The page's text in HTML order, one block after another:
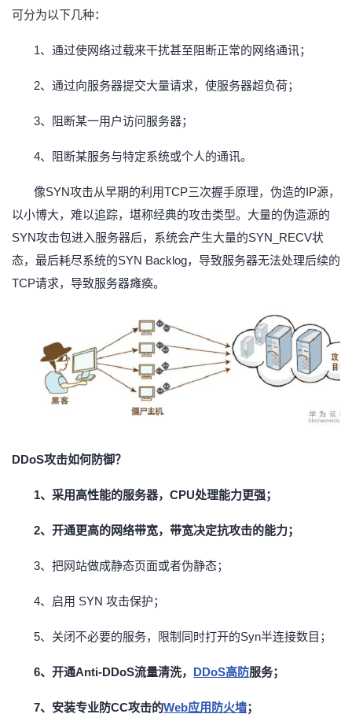
可分为以下几种：
1、通过使网络过载来干扰甚至阻断正常的网络通讯；
2、通过向服务器提交大量请求，使服务器超负荷；
3、阻断某一用户访问服务器；
4、阻断某服务与特定系统或个人的通讯。
像SYN攻击从早期的利用TCP三次握手原理，伪造的IP源，
以小博大，难以追踪，堪称经典的攻击类型。大量的伪造源的
SYN攻击包进入服务器后，系统会产生大量的SYN_RECV状
态，最后耗尽系统的SYN Backlog，导致服务器无法处理后续的
TCP请求，导致服务器瘫痪。
DDoS攻击如何防御？
1、采用高性能的服务器，CPU处理能力更强；
2、开通更高的网络带宽，带宽决定抗攻击的能力；
3、把网站做成静态页面或者伪静态；
4、启用 SYN 攻击保护；
5、关闭不必要的服务，限制同时打开的Syn半连接数目；
6、开通Anti-DDoS流量清洗， DDoS高防服务；
7、安装专业防CC攻击的Web应用防火墙；